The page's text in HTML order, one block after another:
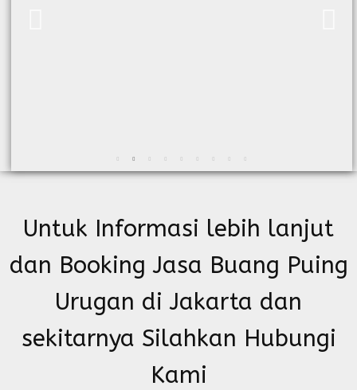
Untuk Informasi lebih lanjut
dan Booking Jasa Buang Puing
Urugan di Jakarta dan
sekitarnya Silahkan Hubungi
Kami